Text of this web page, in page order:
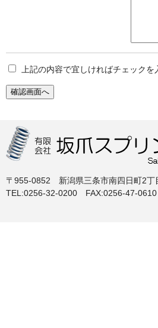
上記の内容で宜しければチェック
〒955-0852 新潟県三条市南四日町2丁
TEL:0256-32-0200 FAX:0256-47-0610